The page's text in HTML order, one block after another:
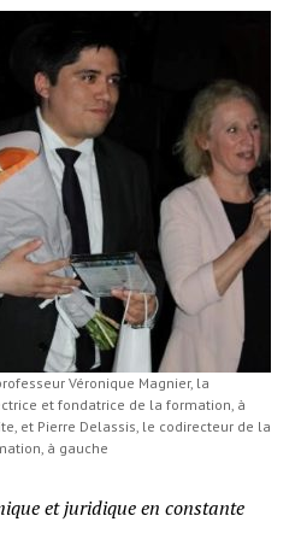
Véronique Magnier, la
et fondatrice de la formation, à
et Pierre Delassis, le codirecteur de la
à gauche
et juridique en constante